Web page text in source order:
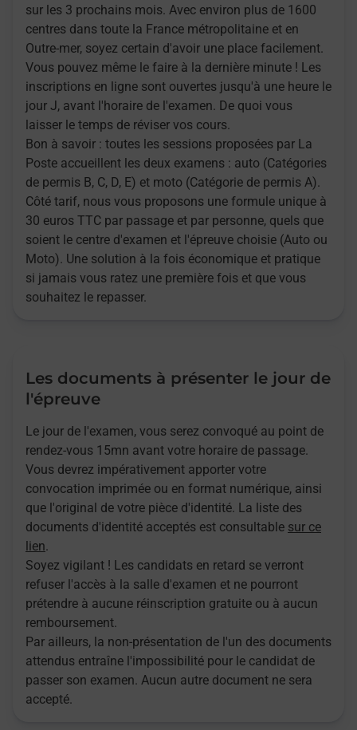
sur les 3 prochains mois. Avec environ plus de 1600
centres dans toute la France métropolitaine et en
Outre-mer, soyez certain d'avoir une place facilement.
Vous pouvez même le faire à la dernière minute ! Les
inscriptions en ligne sont ouvertes jusqu'à une heure le
jour J, avant l'horaire de l'examen. De quoi vous
laisser le temps de réviser vos cours.
Bon à savoir : toutes les sessions proposées par La
Poste accueillent les deux examens : auto (Catégories
de permis B, C, D, E) et moto (Catégorie de permis A).
Côté tarif, nous vous proposons une formule unique à
30 euros TTC par passage et par personne, quels que
soient le centre d'examen et l'épreuve choisie (Auto ou
Moto). Une solution à la fois économique et pratique
si jamais vous ratez une première fois et que vous
souhaitez le repasser.
Les documents à présenter le jour de
l'épreuve
Le jour de l'examen, vous serez convoqué au point de
rendez-vous 15mn avant votre horaire de passage.
Vous devrez impérativement apporter votre
convocation imprimée ou en format numérique, ainsi
que l'original de votre pièce d'identité. La liste des
documents d'identité acceptés est consultable sur ce
lien.
Soyez vigilant ! Les candidats en retard se verront
refuser l'accès à la salle d'examen et ne pourront
prétendre à aucune réinscription gratuite ou à aucun
remboursement.
Par ailleurs, la non-présentation de l'un des documents
attendus entraîne l'impossibilité pour le candidat de
passer son examen. Aucun autre document ne sera
accepté.